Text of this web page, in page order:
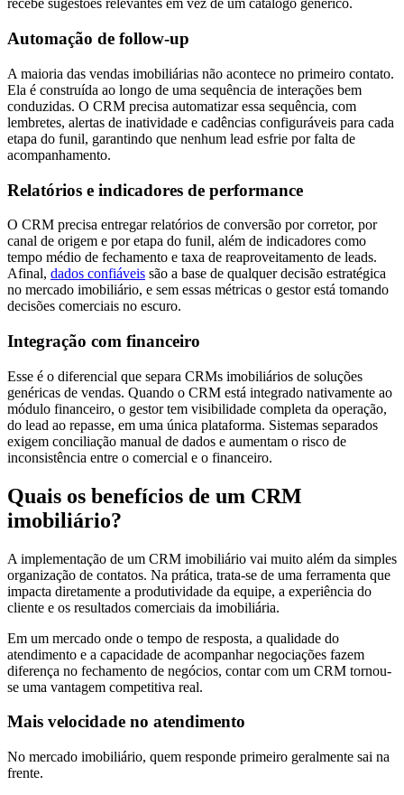
recebe sugestões relevantes em vez de um catálogo genérico.
Automação de follow-up
A maioria das vendas imobiliárias não acontece no primeiro contato.
Ela é construída ao longo de uma sequência de interações bem
conduzidas. O CRM precisa automatizar essa sequência, com
lembretes, alertas de inatividade e cadências configuráveis para cada
etapa do funil, garantindo que nenhum lead esfrie por falta de
acompanhamento.
Relatórios e indicadores de performance
O CRM precisa entregar relatórios de conversão por corretor, por
canal de origem e por etapa do funil, além de indicadores como
tempo médio de fechamento e taxa de reaproveitamento de leads.
Afinal, dados confiáveis são a base de qualquer decisão estratégica
no mercado imobiliário, e sem essas métricas o gestor está tomando
decisões comerciais no escuro.
Integração com financeiro
Esse é o diferencial que separa CRMs imobiliários de soluções
genéricas de vendas. Quando o CRM está integrado nativamente ao
módulo financeiro, o gestor tem visibilidade completa da operação,
do lead ao repasse, em uma única plataforma. Sistemas separados
exigem conciliação manual de dados e aumentam o risco de
inconsistência entre o comercial e o financeiro.
Quais os benefícios de um CRM
imobiliário?
A implementação de um CRM imobiliário vai muito além da simples
organização de contatos. Na prática, trata-se de uma ferramenta que
impacta diretamente a produtividade da equipe, a experiência do
cliente e os resultados comerciais da imobiliária.
Em um mercado onde o tempo de resposta, a qualidade do
atendimento e a capacidade de acompanhar negociações fazem
diferença no fechamento de negócios, contar com um CRM tornou-
se uma vantagem competitiva real.
Mais velocidade no atendimento
No mercado imobiliário, quem responde primeiro geralmente sai na
frente.